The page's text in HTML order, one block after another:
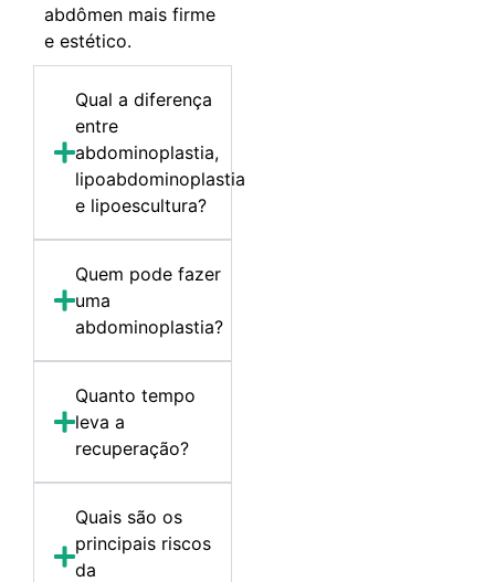
abdômen mais firme
e estético.
Qual a diferença
entre
abdominoplastia,
lipoabdominoplastia
e lipoescultura?
Quem pode fazer
uma
abdominoplastia?
Quanto tempo
leva a
recuperação?
Quais são os
principais riscos
da